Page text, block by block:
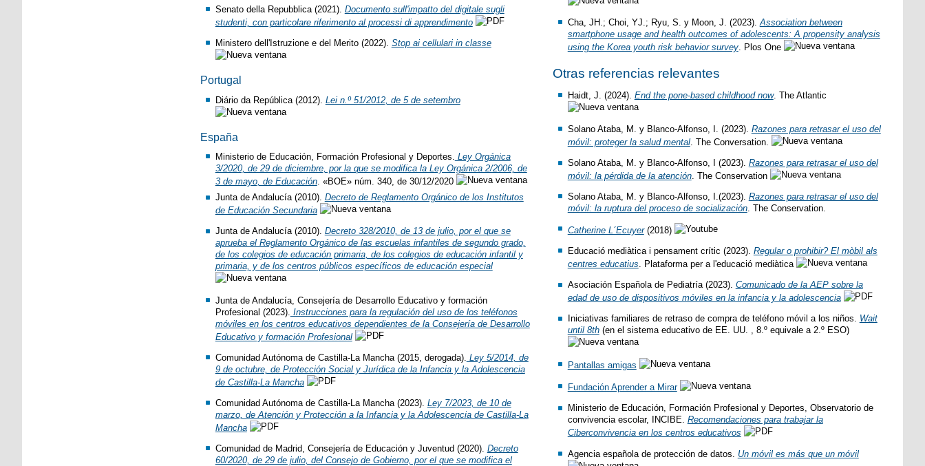
Senato della Repubblica (2021). Documento sull'impatto del digitale sugli
studenti, con particolare riferimento al processi di apprendimento
Ministero dell'Istruzione e del Merito (2022). Stop ai cellulari in classe
Portugal
Diário da República (2012). Lei n.º 51/2012, de 5 de setembro
España
Ministerio de Educación, Formación Profesional y Deportes. Ley Orgánica
3/2020, de 29 de diciembre, por la que se modifica la Ley Orgánica 2/2006, de
3 de mayo, de Educación. «BOE» núm. 340, de 30/12/2020
Junta de Andalucía (2010). Decreto de Reglamento Orgánico de los Institutos
de Educación Secundaria
Junta de Andalucía (2010). Decreto 328/2010, de 13 de julio, por el que se
aprueba el Reglamento Orgánico de las escuelas infantiles de segundo grado,
de los colegios de educación primaria, de los colegios de educación infantil y
primaria, y de los centros públicos específicos de educación especial
Junta de Andalucía, Consejería de Desarrollo Educativo y formación
Profesional (2023). Instrucciones para la regulación del uso de los teléfonos
móviles en los centros educativos dependientes de la Consejería de Desarrollo
Educativo y formación Profesional
Comunidad Autónoma de Castilla-La Mancha (2015, derogada). Ley 5/2014, de
9 de octubre, de Protección Social y Jurídica de la Infancia y la Adolescencia
de Castilla-La Mancha
Comunidad Autónoma de Castilla-La Mancha (2023). Ley 7/2023, de 10 de
marzo, de Atención y Protección a la Infancia y la Adolescencia de Castilla-La
Mancha
Comunidad de Madrid, Consejería de Educación y Juventud (2020). Decreto
60/2020, de 29 de julio, del Consejo de Gobierno, por el que se modifica el
Cha, JH.; Choi, YJ.; Ryu, S. y Moon, J. (2023).Association between
smartphone usage and health outcomes of adolescents: A propensity analysis
using the Korea youth risk behavior survey. Plos One
Otras referencias relevantes
Haidt, J. (2024). End the pone-based childhood now. The Atlantic
Solano Ataba, M. y Blanco-Alfonso, I. (2023). Razones para retrasar el uso del
móvil: proteger la salud mental. The Conversation.
Solano Ataba, M. y Blanco-Alfonso, I (2023). Razones para retrasar el uso del
móvil: la pérdida de la atención. The Conservation
Solano Ataba, M. y Blanco-Alfonso, I.(2023). Razones para retrasar el uso del
móvil: la ruptura del proceso de socialización. The Conservation.
Catherine L´Ecuyer(2018)
Educació mediàtica i pensament crític (2023). Regular o prohibir? El mòbil als
centres educatius. Plataforma per a l'educació mediàtica
Asociación Española de Pediatría (2023). Comunicado de la AEP sobre la
edad de uso de dispositivos móviles en la infancia y la adolescencia
Iniciativas familiares de retraso de compra de teléfono móvil a los niños. Wait
until 8th(en el sistema educativo de EE. UU. , 8.º equivale a 2.º ESO)
Pantallas amigas
Fundación Aprender a Mirar
Ministerio de Educación, Formación Profesional y Deportes, Observatorio de
convivencia escolar, INCIBE. Recomendaciones para trabajar la
Ciberconvivencia en los centros educativos
Agencia española de protección de datos. Un móvil es más que un móvil